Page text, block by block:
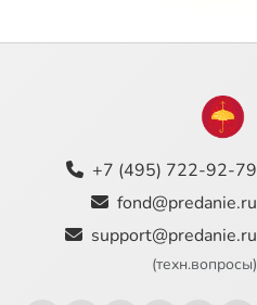
+7 (495) 722-92-79
fond@predanie.ru
support@predanie.ru
(техн.вопросы)